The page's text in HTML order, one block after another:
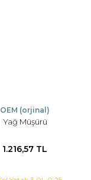
OEM (orjinal)
Yağ Müşürü
1.216,57 TL